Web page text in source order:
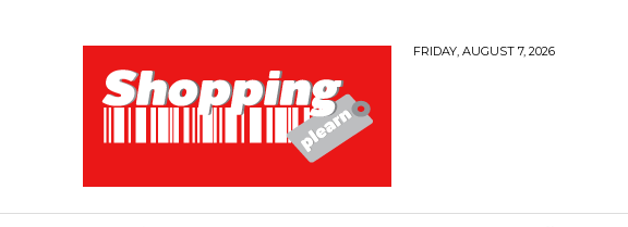
FRIDAY, AUGUST 7, 2026